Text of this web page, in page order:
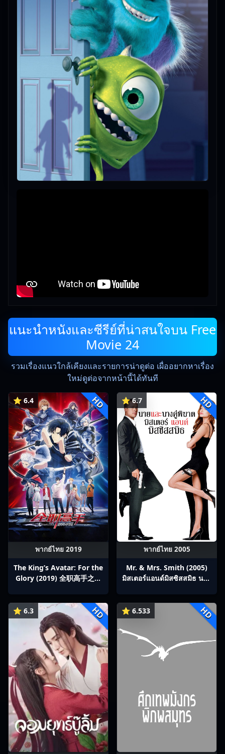
แนะนำหนังและซีรีย์ที่น่าสนใจบน Free
Movie 24
รวมเรื่องแนวใกล้เคียงและรายการน่าดูต่อ เผื่ออยากหาเรื่อง
ใหม่ดูต่อจากหน้านี้ได้ทันที
⭐ 6.4 HD
พากย์ไทย 2019
The King’s Avatar: For the
Glory (2019) 全职高手之巅
⭐ 6.7 HD
พากย์ไทย 2005
Mr. & Mrs. Smith (2005)
มิสเตอร์แอนด์มิสซิสสมิธ นาย
⭐ 6.3 HD ⭐ 6.533 HD